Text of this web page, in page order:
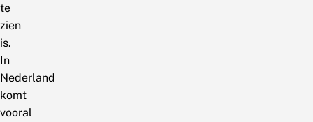
te
zien
is.
In
Nederland
komt
vooral